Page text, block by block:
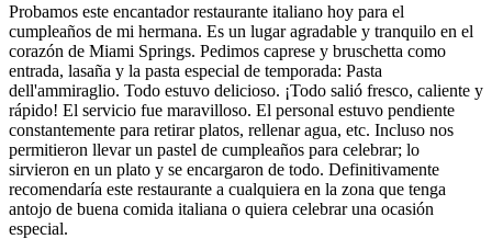
Probamos este encantador restaurante italiano hoy para el
cumpleaños de mi hermana. Es un lugar agradable y tranquilo en el
corazón de Miami Springs. Pedimos caprese y bruschetta como
entrada, lasaña y la pasta especial de temporada: Pasta
dell'ammiraglio. Todo estuvo delicioso. ¡Todo salió fresco, caliente y
rápido! El servicio fue maravilloso. El personal estuvo pendiente
constantemente para retirar platos, rellenar agua, etc. Incluso nos
permitieron llevar un pastel de cumpleaños para celebrar; lo
sirvieron en un plato y se encargaron de todo. Definitivamente
recomendaría este restaurante a cualquiera en la zona que tenga
antojo de buena comida italiana o quiera celebrar una ocasión
especial.